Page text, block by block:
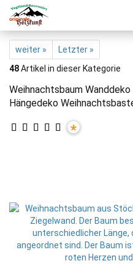
weiter »
Letzter »
48Artikel in dieser Kategorie
Weihnachtsbaum
Hängedeko
*